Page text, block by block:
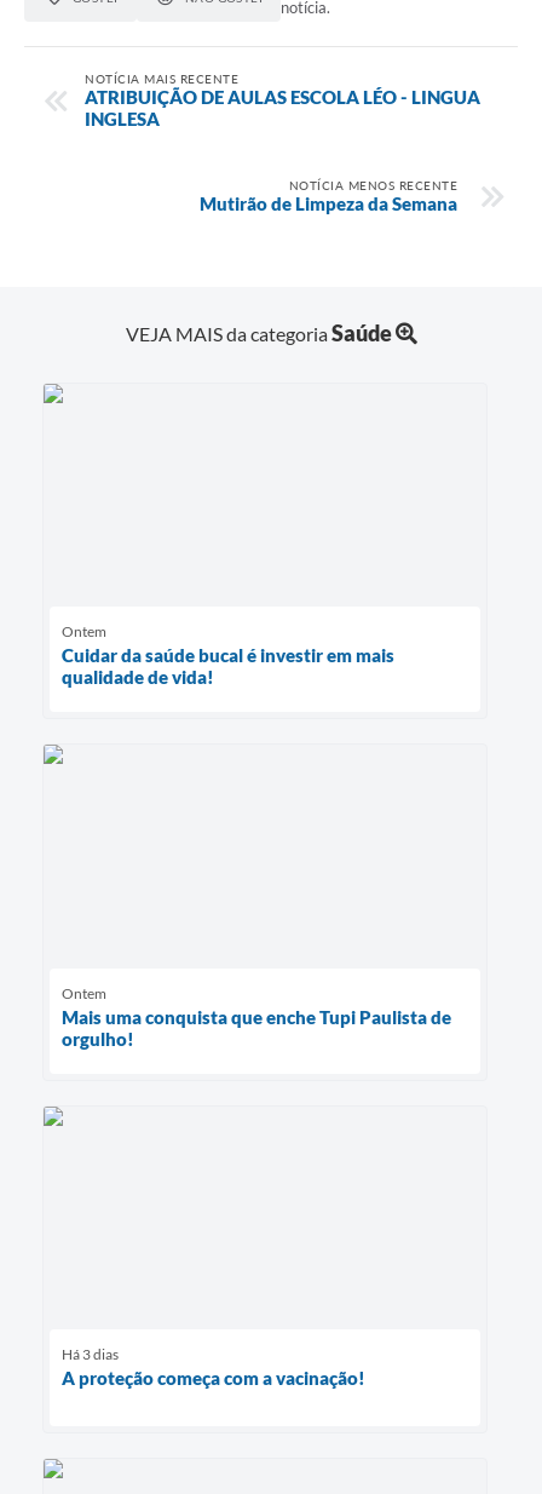
notícia.
NOTÍCIA MAIS RECENTE
ATRIBUIÇÃO DE AULAS ESCOLA LÉO - LINGUA
INGLESA
NOTÍCIA MENOS RECENTE
Mutirão de Limpeza da Semana
VEJA MAIS da categoriaSaúde
Ontem
Cuidar da saúde bucal é investir em mais
qualidade de vida!
Ontem
Mais uma conquista que enche Tupi Paulista de
orgulho!
Há 3 dias
A proteção começa com a vacinação!